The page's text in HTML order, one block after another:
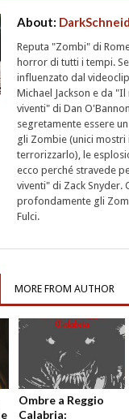
About:
Reputa "Zombi" di
horror di tutti i tempi.
influenzato dal
Michael Jackson e da
viventi" di Dan
segretamente essere
gli Zombie (unici mostri
terrorizzarlo), le
ecco perché stravede
viventi" di Zack Snyder.
profondamente gli
Fulci.
MORE FROM AUTHOR
Ombre a Reggio
Calabria: